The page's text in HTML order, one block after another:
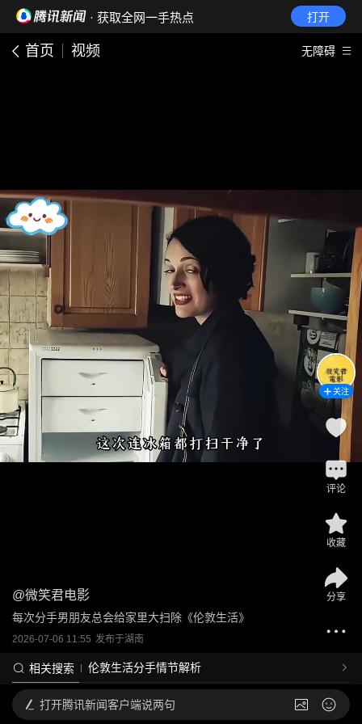
· 获取全网一手热点 打开
首页 视频 无障碍
@微笑君电影
每次分手男朋友总会给家里大扫除《伦敦生活》
2026-07-06 11:55 发布于湖南
相关搜索 伦敦生活分手情节解析
关注
评论
收藏
分享
打开腾讯新闻客户端说两句